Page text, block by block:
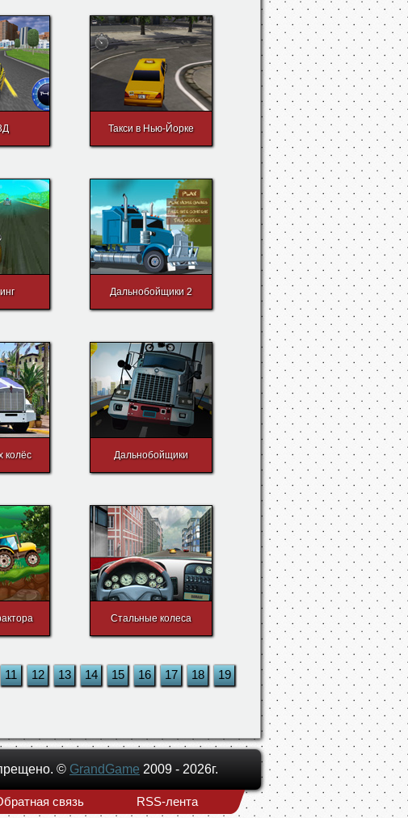
Такси в Нью-Йорке
Дальнобойщики 2
колёс Дальнобойщики
Стальные колеса
11 12 13 14 15 16 17 18
19
© GrandGame 2009 - 2026г.
связь RSS-лента